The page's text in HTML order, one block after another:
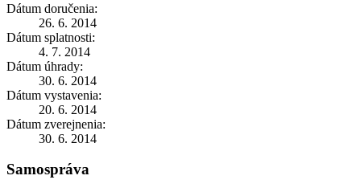
Dátum doručenia:
26. 6. 2014
Dátum splatnosti:
4. 7. 2014
Dátum úhrady:
30. 6. 2014
Dátum vystavenia:
20. 6. 2014
Dátum zverejnenia:
30. 6. 2014
Samospráva